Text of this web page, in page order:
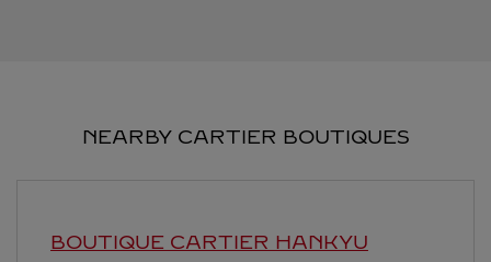
NEARBY CARTIER BOUTIQUES
BOUTIQUE CARTIER HANKYU